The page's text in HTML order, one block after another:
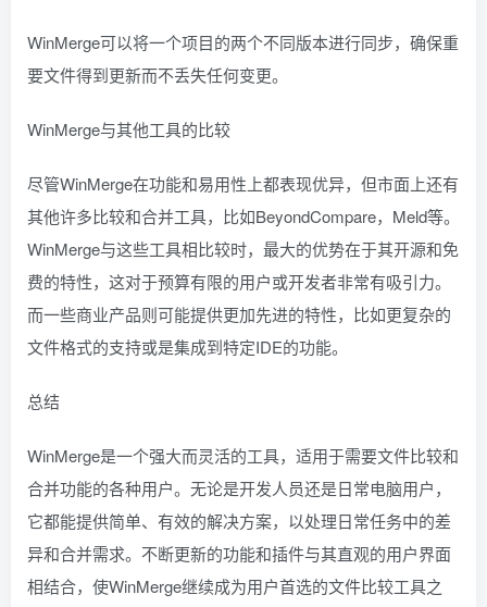
WinMerge可以将一个项目的两个不同版本进行同步，确保重
要文件得到更新而不丢失任何变更。
WinMerge与其他工具的比较
尽管WinMerge在功能和易用性上都表现优异，但市面上还有
其他许多比较和合并工具，比如BeyondCompare，Meld等。
WinMerge与这些工具相比较时，最大的优势在于其开源和免
费的特性，这对于预算有限的用户或开发者非常有吸引力。
而一些商业产品则可能提供更加先进的特性，比如更复杂的
文件格式的支持或是集成到特定IDE的功能。
总结
WinMerge是一个强大而灵活的工具，适用于需要文件比较和
合并功能的各种用户。无论是开发人员还是日常电脑用户，
它都能提供简单、有效的解决方案，以处理日常任务中的差
异和合并需求。不断更新的功能和插件与其直观的用户界面
相结合，使WinMerge继续成为用户首选的文件比较工具之